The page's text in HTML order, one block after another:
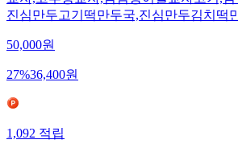
진심만두고기떡만두국,진심만두김치떡
50,000원
27%36,400원
1,092적립